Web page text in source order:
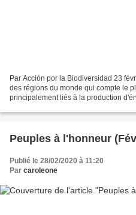
Par Acción por la Biodiversidad 23
des régions du monde qui compte le
principalement liés à la production
Peuples à l'honneur
Publié le 28/02/2020 à 11:20
Par caroleone